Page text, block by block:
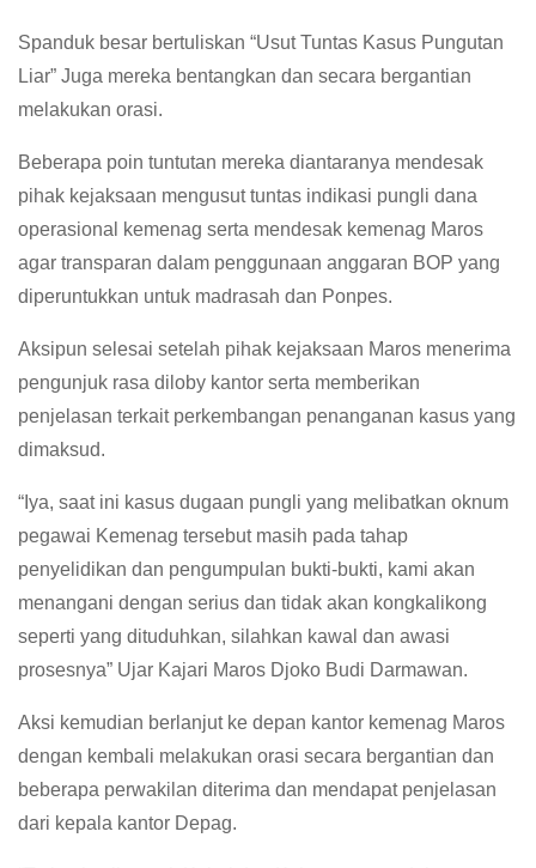
Spanduk besar bertuliskan “Usut Tuntas Kasus Pungutan
Liar” Juga mereka bentangkan dan secara bergantian
melakukan orasi.
Beberapa poin tuntutan mereka diantaranya mendesak
pihak kejaksaan mengusut tuntas indikasi pungli dana
operasional kemenag serta mendesak kemenag Maros
agar transparan dalam penggunaan anggaran BOP yang
diperuntukkan untuk madrasah dan Ponpes.
Aksipun selesai setelah pihak kejaksaan Maros menerima
pengunjuk rasa diloby kantor serta memberikan
penjelasan terkait perkembangan penanganan kasus yang
dimaksud.
“Iya, saat ini kasus dugaan pungli yang melibatkan oknum
pegawai Kemenag tersebut masih pada tahap
penyelidikan dan pengumpulan bukti-bukti, kami akan
menangani dengan serius dan tidak akan kongkalikong
seperti yang dituduhkan, silahkan kawal dan awasi
prosesnya” Ujar Kajari Maros Djoko Budi Darmawan.
Aksi kemudian berlanjut ke depan kantor kemenag Maros
dengan kembali melakukan orasi secara bergantian dan
beberapa perwakilan diterima dan mendapat penjelasan
dari kepala kantor Depag.